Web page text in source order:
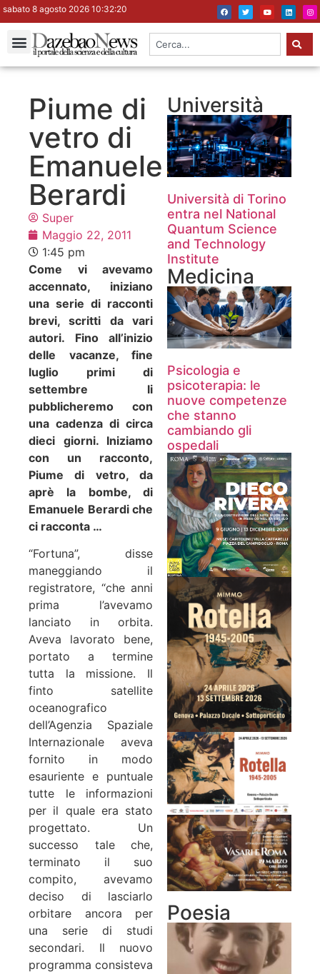
sabato 8 agosto 2026 10:32:21
Piume di
vetro di
Emanuele
Berardi
Super
Maggio 22, 2011
1:45 pm
Come vi avevamo
accennato, iniziano
una serie di racconti
brevi, scritti da vari
autori. Fino all’inizio
delle vacanze, fine
luglio primi di
settembre li
pubblicheremo con
una cadenza di circa
dieci giorni. Iniziamo
con un racconto,
Piume di vetro, da
aprè la bombe, di
Emanuele Berardi che
ci racconta …
“Fortuna”, disse
maneggiando il
registratore, “che anni
prima l’avevamo
lanciato in orbita.
Aveva lavorato bene,
portato a termine
tutta la missione. Il
finto satellite
oceanografico
dell’Agenzia Spaziale
Internazionale aveva
fornito in modo
esauriente e puntuale
tutte le informazioni
per il quale era stato
progettato. Un
successo tale che,
terminato il suo
compito, avevamo
deciso di lasciarlo
orbitare ancora per
una serie di studi
secondari. Il nuovo
programma consisteva
Università
Università di Torino
entra nel National
Quantum Science
and Technology
Institute
Medicina
Psicologia e
psicoterapia: le
nuove competenze
che stanno
cambiando gli
ospedali
Poesia